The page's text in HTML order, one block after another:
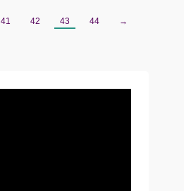
41 42 43 44 →